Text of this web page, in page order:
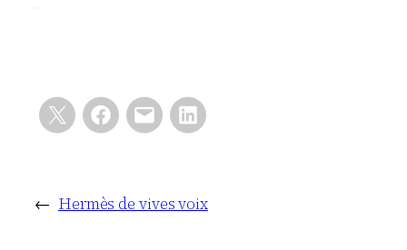
← Hermès de vives voix